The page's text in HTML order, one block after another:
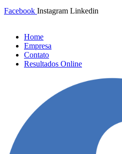
Facebook Instagram Linkedin
Home
Empresa
Contato
Resultados Online